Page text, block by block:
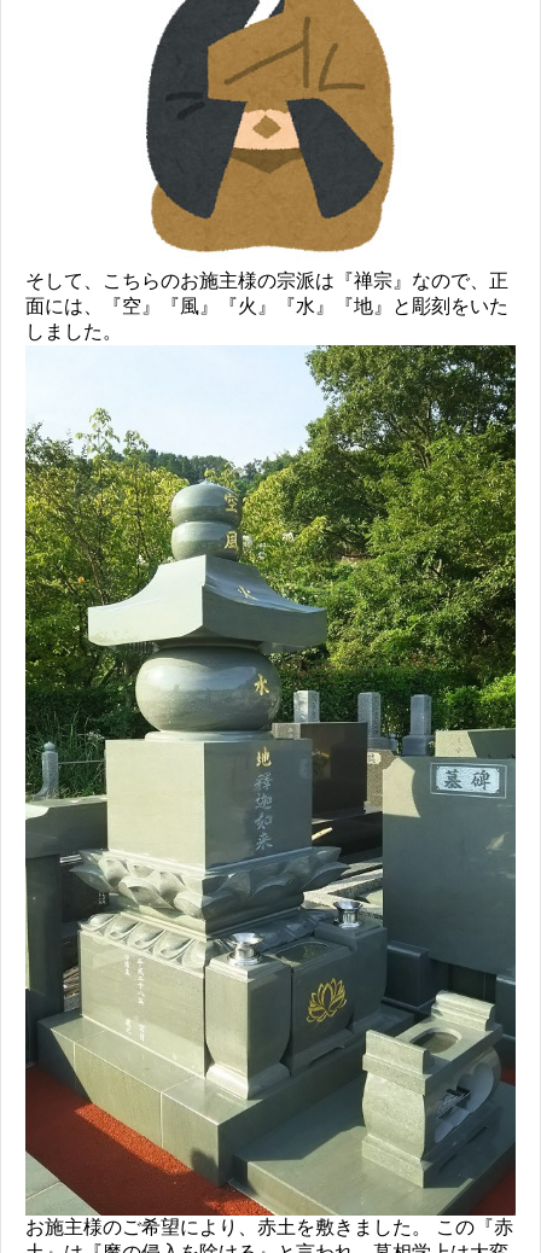
そして、こちらのお施主様の宗派は『禅宗』なので、正
面には、『空』『風』『火』『水』『地』と彫刻をいた
しました。
お施主様のご希望により、赤土を敷きました。 この『赤